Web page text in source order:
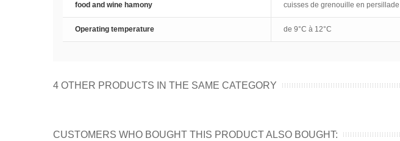
food and wine hamony cuisses de grenouille en persillade
Operating temperature de 9°C à 12°C
4 OTHER PRODUCTS IN THE SAME CATEGORY
CUSTOMERS WHO BOUGHT THIS PRODUCT ALSO BOUGHT: